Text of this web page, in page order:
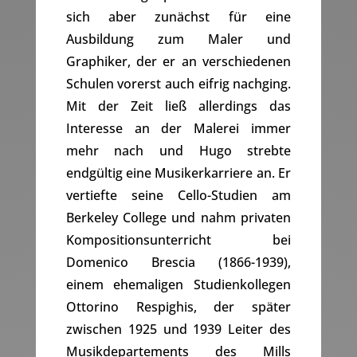
sich aber zunächst für eine
Ausbildung zum Maler und
Graphiker, der er an verschiedenen
Schulen vorerst auch eifrig nachging.
Mit der Zeit ließ allerdings das
Interesse an der Malerei immer
mehr nach und Hugo strebte
endgültig eine Musikerkarriere an. Er
vertiefte seine Cello-Studien am
Berkeley College und nahm privaten
Kompositionsunterricht bei
Domenico Brescia (1866-1939),
einem ehemaligen Studienkollegen
Ottorino Respighis, der später
zwischen 1925 und 1939 Leiter des
Musikdepartements des Mills